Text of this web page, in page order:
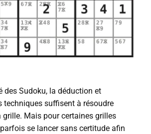
des Sudoku, la déduction et
techniques suffisent à résoudre
grille. Mais pour certaines grilles
se lancer sans certitude afin